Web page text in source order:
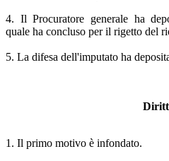
4. Il Procuratore generale ha
quale ha concluso per il rigetto del
5. La difesa dell'imputato ha
1. Il primo motivo è infondato.